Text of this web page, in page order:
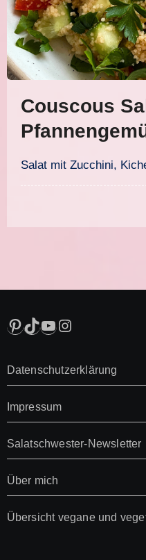
Couscous
Salat mit Zucchini,
Pinterest
TikTok
YouTube
Instagram
Datenschutzerklärung
Impressum
Salatschwester-Newsletter
Über mich
Übersicht vegane und